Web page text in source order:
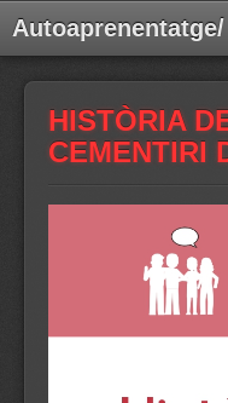
HISTÒRIA
CEMENTIRI